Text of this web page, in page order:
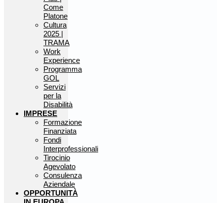
Come
Platone
Cultura
2025 |
TRAMA
Work
Experience
Programma
GOL
Servizi
per la
Disabilità
IMPRESE
Formazione
Finanziata
Fondi
Interprofessionali
Tirocinio
Agevolato
Consulenza
Aziendale
OPPORTUNITÀ